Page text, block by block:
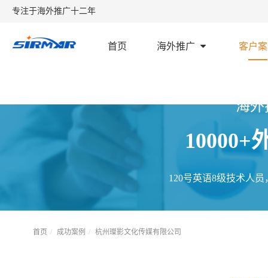
专注于海外推广十二年
首页 海外推广 客户
海外
10000+
120号英语8级技术人
首页 成功案例 杭州璨影文化传媒有限公司